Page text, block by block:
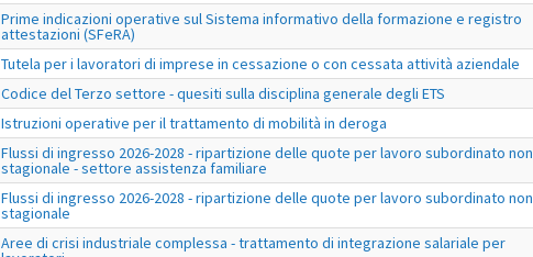
Prime indicazioni operative sul Sistema informativo della formazione e registro
attestazioni (SFeRA)
Tutela per i lavoratori di imprese in cessazione o con cessata attività aziendale
Codice del Terzo settore - quesiti sulla disciplina generale degli ETS
Istruzioni operative per il trattamento di mobilità in deroga
Flussi di ingresso 2026-2028 - ripartizione delle quote per lavoro subordinato non
stagionale - settore assistenza familiare
Flussi di ingresso 2026-2028 - ripartizione delle quote per lavoro subordinato non
stagionale
Aree di crisi industriale complessa - trattamento di integrazione salariale per